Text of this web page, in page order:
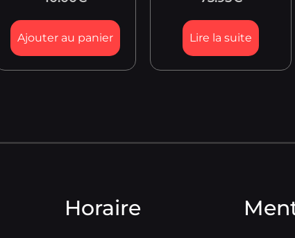
Ajouter au panier Lire la suite
Horaire